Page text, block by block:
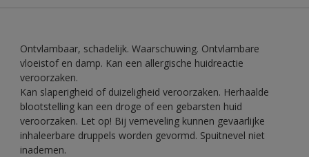
Ontvlambaar, schadelijk. Waarschuwing. Ontvlambare
vloeistof en damp. Kan een allergische huidreactie
veroorzaken.
Kan slaperigheid of duizeligheid veroorzaken. Herhaalde
blootstelling kan een droge of een gebarsten huid
veroorzaken. Let op! Bij verneveling kunnen gevaarlijke
inhaleerbare druppels worden gevormd. Spuitnevel niet
inademen.